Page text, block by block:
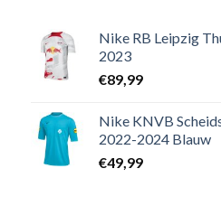
Nike RB Leipzig
2023
€89,99
Nike KNVB
2022-2024 Blauw
€49,99